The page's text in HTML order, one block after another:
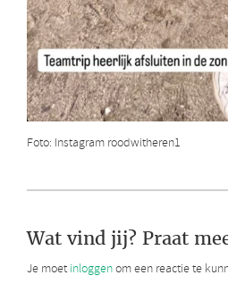
Foto: Instagram roodwitheren1
Wat vind jij? Praat
Je moet inloggenom een reactie te